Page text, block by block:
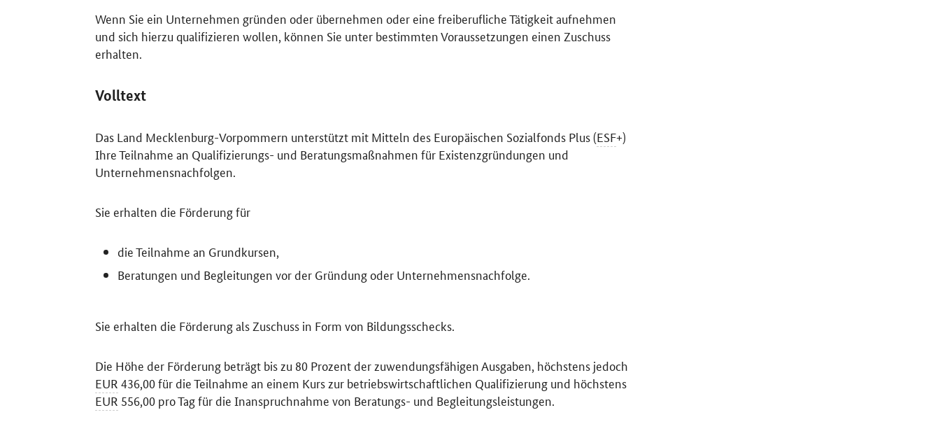
Wenn Sie ein Unternehmen gründen oder übernehmen oder eine freiberufliche Tätigkeit aufnehmen
und sich hierzu qualifizieren wollen, können Sie unter bestimmten Voraussetzungen einen Zuschuss
erhalten.
Volltext
Das Land Mecklenburg-Vorpommern unterstützt mit Mitteln des Europäischen Sozialfonds Plus (ESF+)
Ihre Teilnahme an Qualifizierungs- und Beratungsmaßnahmen für Existenzgründungen und
Unternehmensnachfolgen.
Sie erhalten die Förderung für
die Teilnahme an Grundkursen,
Beratungen und Begleitungen vor der Gründung oder Unternehmensnachfolge.
Sie erhalten die Förderung als Zuschuss in Form von Bildungsschecks.
Die Höhe der Förderung beträgt bis zu 80 Prozent der zuwendungsfähigen Ausgaben, höchstens jedoch
EUR 436,00 für die Teilnahme an einem Kurs zur betriebswirtschaftlichen Qualifizierung und höchstens
EUR 556,00 pro Tag für die Inanspruchnahme von Beratungs- und Begleitungsleistungen.